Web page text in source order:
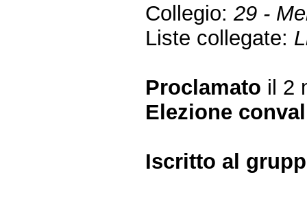
Collegio:29 -
Liste collegate:
Proclamato il 2
Elezione
Iscritto al